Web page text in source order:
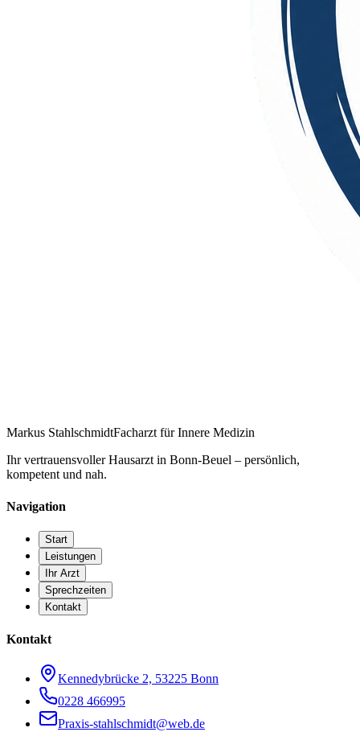
Markus StahlschmidtFacharzt für Innere Medizin
Ihr vertrauensvoller Hausarzt in Bonn-Beuel – persönlich,
kompetent und nah.
Navigation
Start
Leistungen
Ihr Arzt
Sprechzeiten
Kontakt
Kontakt
Kennedybrücke 2, 53225 Bonn
0228 466995
Praxis-stahlschmidt@web.de